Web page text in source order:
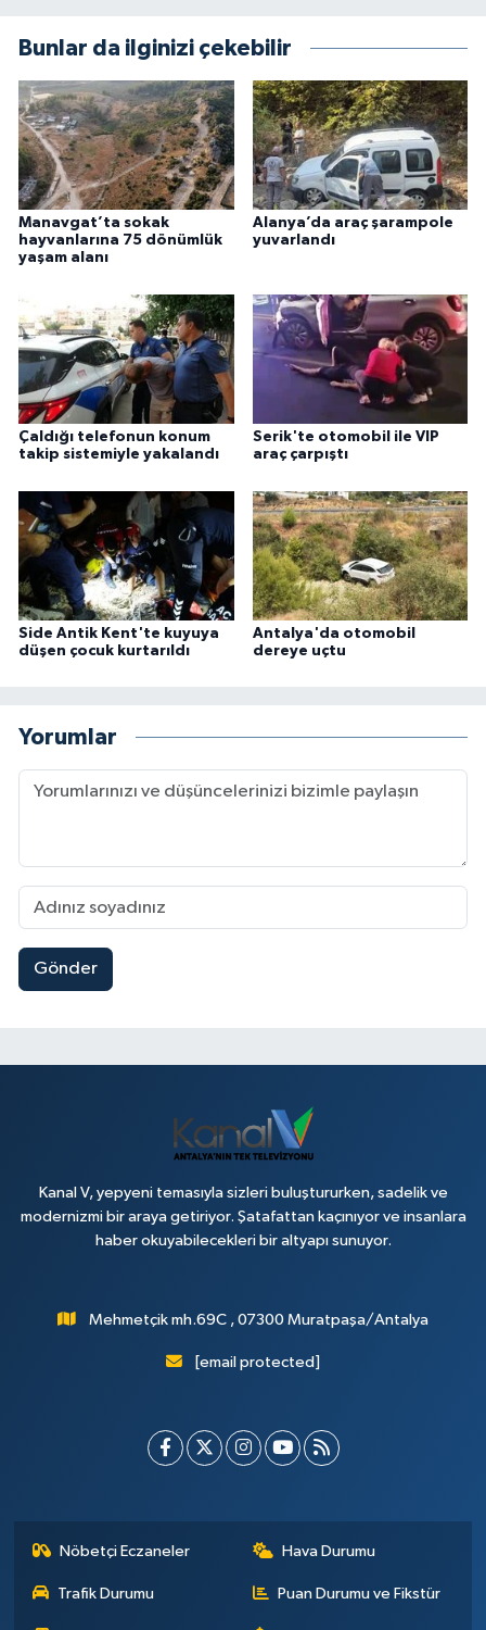
Bunlar da ilginizi çekebilir
Manavgat’ta sokak
hayvanlarına 75 dönümlük
yaşam alanı
Alanya’da araç şarampole
yuvarlandı
Çaldığı telefonun konum
takip sistemiyle yakalandı
Serik'te otomobil ile VIP
araç çarpıştı
Side Antik Kent'te kuyuya
düşen çocuk kurtarıldı
Antalya'da otomobil
dereye uçtu
Yorumlar
Gönder
Kanal V, yepyeni temasıyla sizleri buluştururken, sadelik ve
modernizmi bir araya getiriyor. Şatafattan kaçınıyor ve insanlara
haber okuyabilecekleri bir altyapı sunuyor.
Mehmetçik mh.69C , 07300 Muratpaşa/Antalya
[email protected]
Nöbetçi Eczaneler Hava Durumu
Trafik Durumu Puan Durumu ve Fikstür